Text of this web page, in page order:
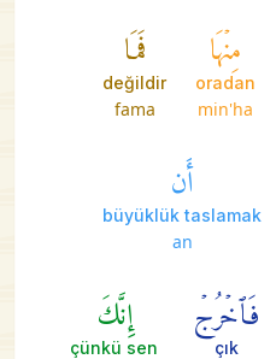
مِنۡهَا
oradan
min'ha
فَمَا
değildir
fama
أَن
büyüklük taslamak
an
فَٱخۡرُجۡ
çık
إِنَّكَ
çünkü sen